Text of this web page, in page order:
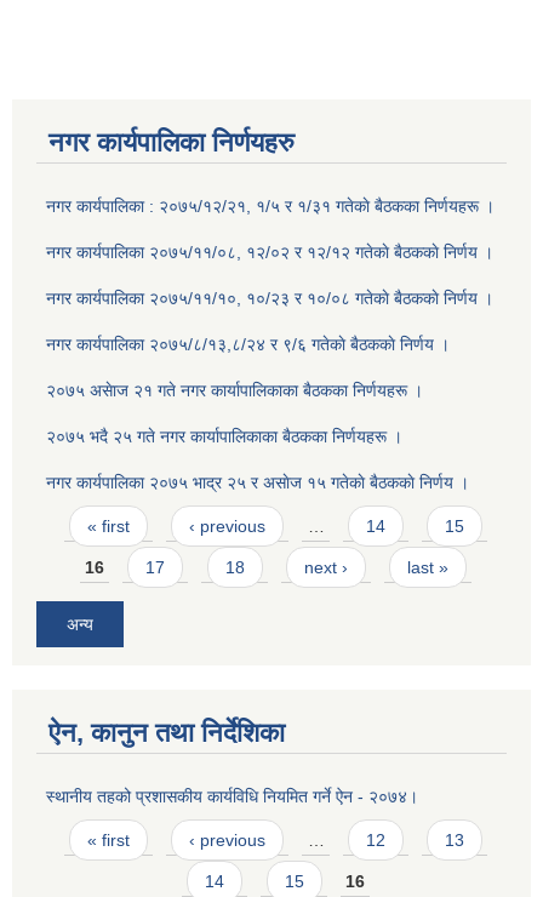
नगर कार्यपालिका निर्णयहरु
नगर कार्यपालिका : २०७५/१२/२१, १/५ र १/३१ गतेकाे बैठकका निर्णयहरू ।
नगर कार्यपालिका २०७५/११/०८, १२/०२ र १२/१२ गतेकाे बैठककाे निर्णय ।
नगर कार्यपालिका २०७५/११/१०, १०/२३ र १०/०८ गतेकाे बैठककाे निर्णय ।
नगर कार्यपालिका २०७५/८/१३,८/२४ र ९/६ गतेकाे बैठककाे निर्णय ।
२०७५ असेाज २१ गते नगर कार्यापालिकाका बैठकका निर्णयहरू ।
२०७५ भदै २५ गते नगर कार्यापालिकाका बैठकका निर्णयहरू ।
नगर कार्यपालिका २०७५ भाद्र २५ र असाेज १५ गतेकाे बैठककाे निर्णय ।
Pages
« first ‹ previous … 14 15
16 17 18 next › last »
अन्य
ऐन, कानुन तथा निर्देशिका
स्थानीय तहको प्रशासकीय कार्यविधि नियमित गर्ने ऐन - २०७४।
Pages
« first ‹ previous 12 13
14 15 16